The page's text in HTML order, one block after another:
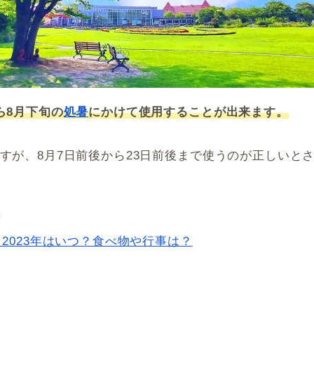
8月下旬の処暑にかけて使用することが出来ます。
が、8月7日前後から23日前後まで使うのが正しいと
年はいつ？食べ物や行事は？